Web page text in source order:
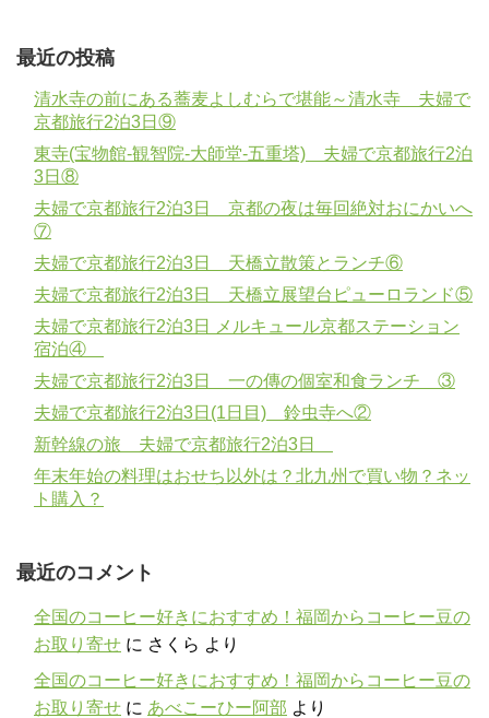
最近の投稿
清水寺の前にある蕎麦よしむらで堪能～清水寺 夫婦で
京都旅行2泊3日⑨
東寺(宝物館-観智院-大師堂-五重塔) 夫婦で京都旅行2泊
3日⑧
夫婦で京都旅行2泊3日 京都の夜は毎回絶対おにかいへ
⑦
夫婦で京都旅行2泊3日 天橋立散策とランチ⑥
夫婦で京都旅行2泊3日 天橋立展望台ピューロランド⑤
夫婦で京都旅行2泊3日 メルキュール京都ステーション
宿泊④
夫婦で京都旅行2泊3日 一の傳の個室和食ランチ ③
夫婦で京都旅行2泊3日(1日目) 鈴虫寺へ②
新幹線の旅 夫婦で京都旅行2泊3日
年末年始の料理はおせち以外は？北九州で買い物？ネッ
ト購入？
最近のコメント
全国のコーヒー好きにおすすめ！福岡からコーヒー豆の
お取り寄せ に さくら より
全国のコーヒー好きにおすすめ！福岡からコーヒー豆の
お取り寄せ に あべこーひー阿部 より